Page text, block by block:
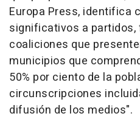
Europa Press, identifica
significativos a partidos,
coaliciones que
municipios que
50% por ciento de la
circunscripciones
difusión de los medios".